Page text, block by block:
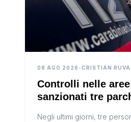
08 AGO 2026 •CRISTIAN
Controlli nelle
sanzionati tre
Negli ultimi giorni, tre